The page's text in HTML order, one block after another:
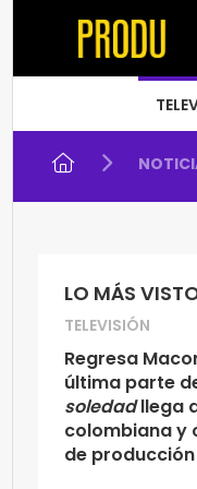
LO MÁS
TELEVISIÓN
Regresa
última parte
soledadllega
colombiana y
de